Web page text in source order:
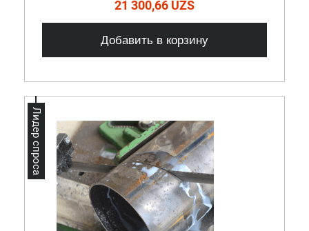
21 300,66 UZS
Добавить в корзину
Лидер спроса